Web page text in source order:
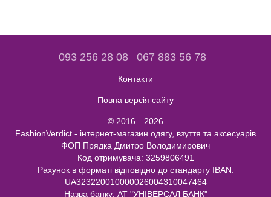
093 256 28 08 067 883 56 78
Контакти
Повна версія сайту
© 2016—2026
FashionVerdict - інтернет-магазин одягу, взуття та аксесуарів
ФОП Прядка Дмитро Володимирович
Код отримувача: 3259806491
Рахунок в форматі відповідно до стандарту IBAN:
UA323220010000026004310047464
Назва банку: АТ "УНІВЕРСАЛ БАНК"